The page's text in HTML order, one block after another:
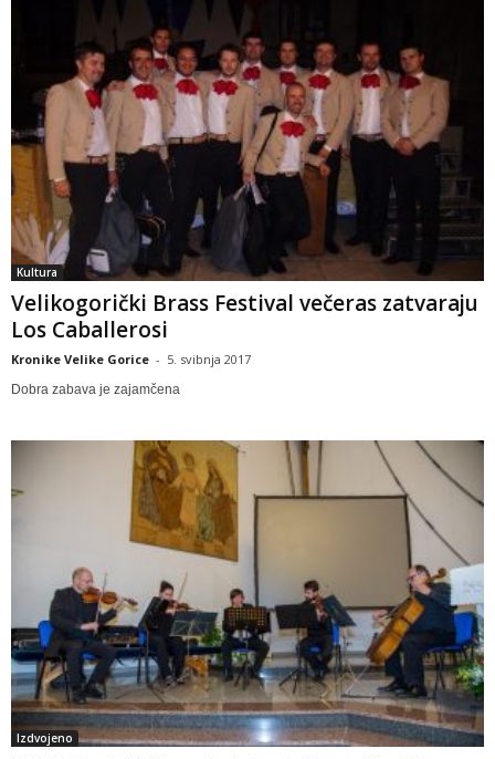
Kultura
Velikogorički Brass Festival večeras zatvaraju
Los Caballerosi
Kronike Velike Gorice - 5. svibnja 2017
Dobra zabava je zajamčena
Izdvojeno